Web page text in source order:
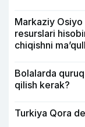
Markaziy
resurslari
chiqishni
Bolalarda
qilish kerak?
Turkiya Qora